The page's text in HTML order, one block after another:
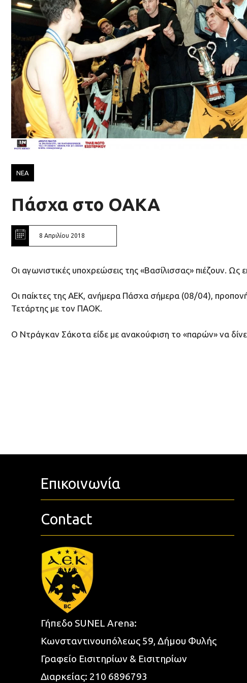
ΝΕΑ
Πάσχα στο ΟΑΚΑ
8 Απριλίου 2018
Οι αγωνιστικές υποχρεώσεις της «Βασίλισσας» πιέζουν.
Οι παίκτες της ΑΕΚ, ανήμερα Πάσχα σήμερα (08/04),
Τετάρτης με τον ΠΑΟΚ.
Ο Ντράγκαν Σάκοτα είδε με ανακούφιση το «παρών» να
Επικοινωνία
Contact
Γήπεδο SUNEL Arena:
Κωνσταντινουπόλεως 59, Δήμου Φυλής
Γραφείο Εισιτηρίων & Εισιτηρίων
Διαρκείας: 210 6896793